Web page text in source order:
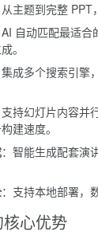
从主题到完整 PPT
AI 自动匹配最适合
。
集成多个搜索引擎
支持幻灯片内容并
建速度。
：智能生成配套演
：支持本地部署，
心优势